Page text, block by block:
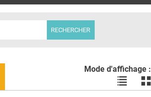
Mode d'affichage :
Voir
les
les